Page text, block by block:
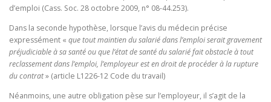
d’emploi (Cass. Soc. 28 octobre 2009, n° 08-44.253).
Dans la seconde hypothèse, lorsque l’avis du médecin précise
expressément « que tout maintien du salarié dans l’emploi serait gravement
préjudiciable à sa santé ou que l’état de santé du salarié fait obstacle à tout
reclassement dans l’emploi, l’employeur est en droit de procéder à la rupture
du contrat» (article L1226-12 Code du travail)
Néanmoins, une autre obligation pèse sur l’employeur, il s’agit de la